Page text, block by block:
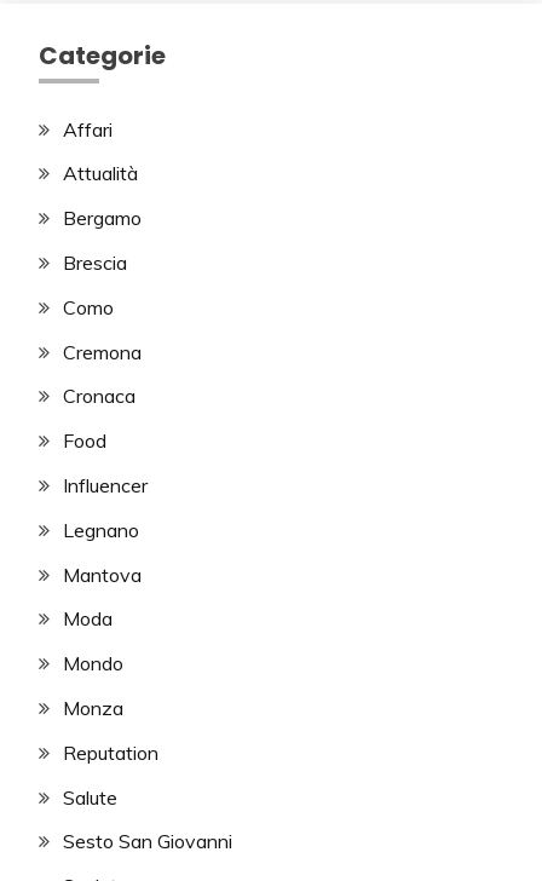
Categorie
Affari
Attualità
Bergamo
Brescia
Como
Cremona
Cronaca
Food
Influencer
Legnano
Mantova
Moda
Mondo
Monza
Reputation
Salute
Sesto San Giovanni